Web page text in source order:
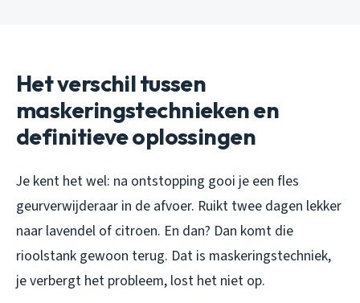
Het verschil tussen
maskeringstechnieken en
definitieve oplossingen
Je kent het wel: na ontstopping gooi je een fles
geurverwijderaar in de afvoer. Ruikt twee dagen lekker
naar lavendel of citroen. En dan? Dan komt die
rioolstank gewoon terug. Dat is maskeringstechniek,
je verbergt het probleem, lost het niet op.